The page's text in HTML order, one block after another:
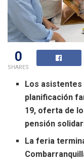
0
SHARES
Los asistentes
planificación
19, oferta de
pensión
La feria